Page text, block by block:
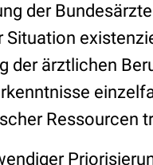
der
Situation
der ärztlichen
Ressourcen